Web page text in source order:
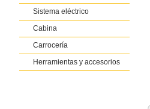
Sistema eléctrico
Cabina
Carrocería
Herramientas y accesorios